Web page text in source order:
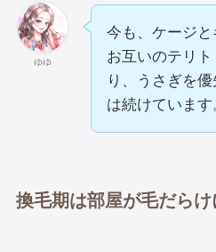
ゆゆ
今も、ケージ
お互いのテリ
り、うさぎを
は続けています
換毛期は部屋が毛だらけ